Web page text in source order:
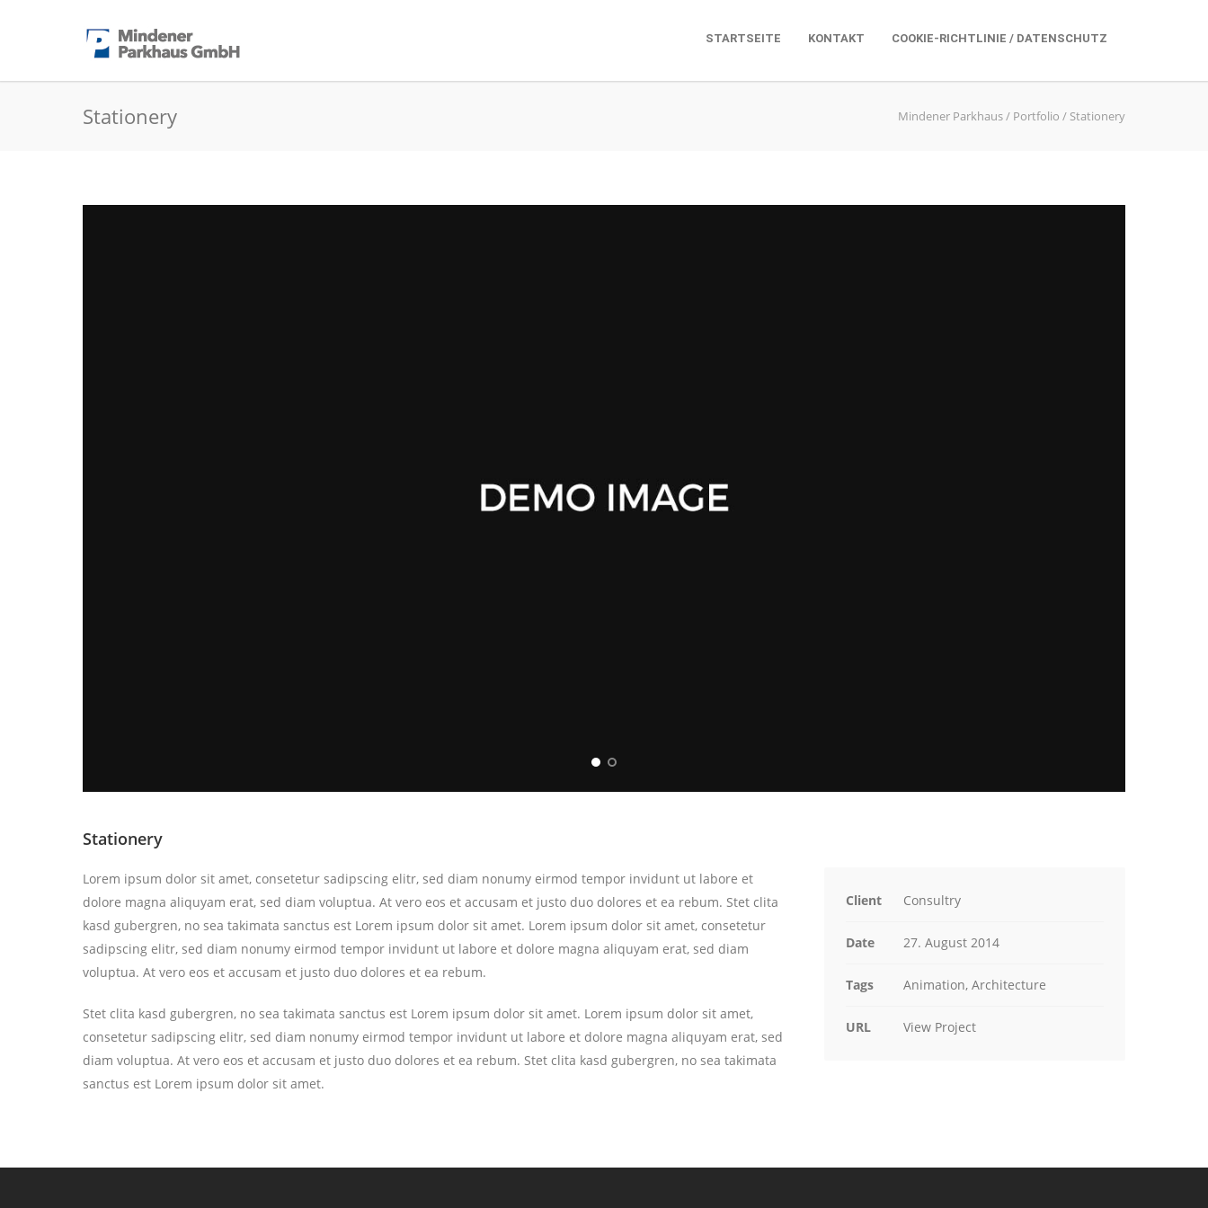
STARTSEITE KONTAKT COOKIE-RICHTLINIE / DATENSCHUTZ
Stationery Mindener Parkhaus/ Portfolio / Stationery
Stationery
Lorem ipsum dolor sit amet, consetetur sadipscing elitr, sed diam nonumy eirmod tempor invidunt ut labore et
dolore magna aliquyam erat, sed diam voluptua. At vero eos et accusam et justo duo dolores et ea rebum. Stet clita
kasd gubergren, no sea takimata sanctus est Lorem ipsum dolor sit amet. Lorem ipsum dolor sit amet, consetetur
sadipscing elitr, sed diam nonumy eirmod tempor invidunt ut labore et dolore magna aliquyam erat, sed diam
voluptua. At vero eos et accusam et justo duo dolores et ea rebum.
Stet clita kasd gubergren, no sea takimata sanctus est Lorem ipsum dolor sit amet. Lorem ipsum dolor sit amet,
consetetur sadipscing elitr, sed diam nonumy eirmod tempor invidunt ut labore et dolore magna aliquyam erat, sed
diam voluptua. At vero eos et accusam et justo duo dolores et ea rebum. Stet clita kasd gubergren, no sea takimata
sanctus est Lorem ipsum dolor sit amet.
Client Consultry
Date 27. August 2014
Tags Animation, Architecture
URL View Project